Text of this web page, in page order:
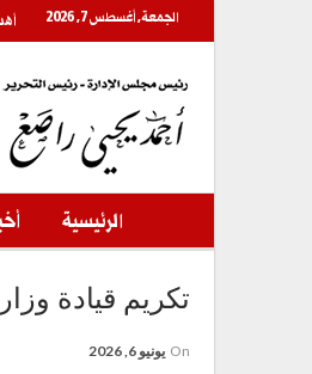
الجمعة, أغسطس 7, 2026
الرئيسية
تكريم قيادة
On يونيو 6, 2026